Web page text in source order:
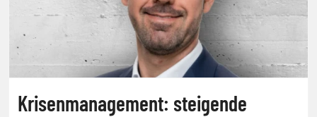
Krisenmanagement: steigende